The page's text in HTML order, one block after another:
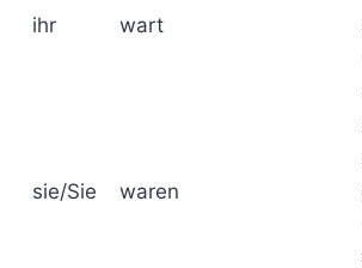
ihr wart
sie/Sie waren